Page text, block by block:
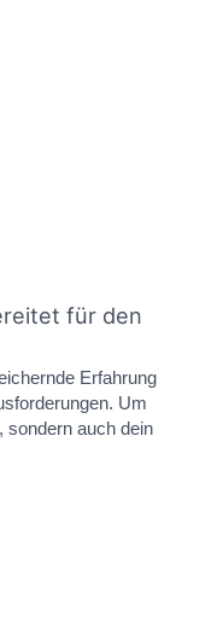
für den
Erfahrung
Um
sondern auch dein